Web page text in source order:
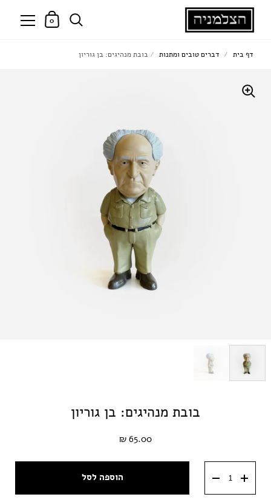
0
בובת מנהיגים: בן גוריון
65.00 ₪
הוספה לסל
דף בית / דברים טובים ומתנות / בובת מנהיגים: בן גוריון